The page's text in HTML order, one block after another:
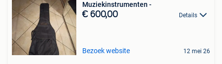
Muziekinstrumenten -
€ 600,00 Details
Bezoek website 12 mei 26